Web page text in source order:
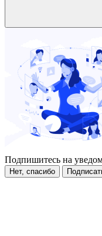
Подпишитесь на
Нет, спасибо